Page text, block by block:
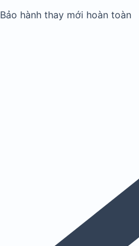
Bảo hành thay mới hoàn toàn